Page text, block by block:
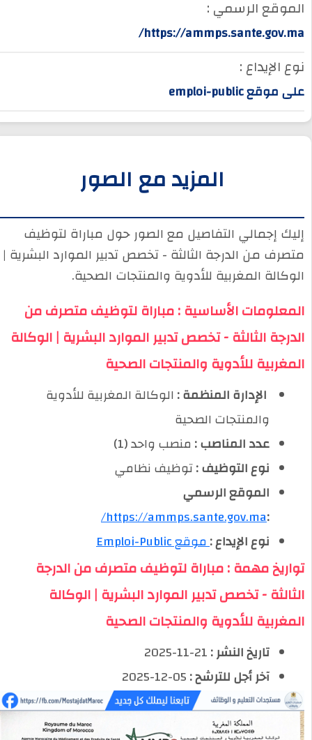
الموقع الرسمي :
https://ammps.sante.gov.ma/
نوع الإيداع :
على موقع emploi-public
المزيد مع الصور
إليك إجمالي التفاصيل مع الصور حول مباراة لتوظيف
متصرف من الدرجة الثالثة - تخصص تدبير الموارد البشرية |
الوكالة المغربية للأدوية والمنتجات الصحية.
المعلومات الأساسية : مباراة لتوظيف متصرف من
الدرجة الثالثة - تخصص تدبير الموارد البشرية | الوكالة
المغربية للأدوية والمنتجات الصحية
️ الإدارة المنظمة :الوكالة المغربية للأدوية
والمنتجات الصحية
عدد المناصب :منصب واحد (1)
نوع التوظيف :توظيف نظامي
الموقع الرسمي
https://ammps.sante.gov.ma/
نوع الإيداع :موقع Emploi-Public
تواريخ مهمة : مباراة لتوظيف متصرف من الدرجة
الثالثة - تخصص تدبير الموارد البشرية | الوكالة
المغربية للأدوية والمنتجات الصحية
تاريخ النشر :21-11-2025
آخر أجل للترشح :05-12-2025